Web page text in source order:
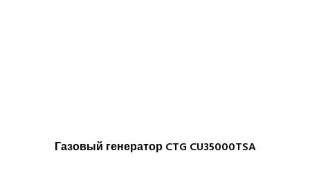
Газовый генератор CTG CU35000TSA